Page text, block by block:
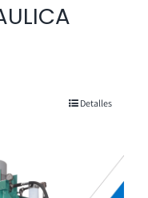
Detalles